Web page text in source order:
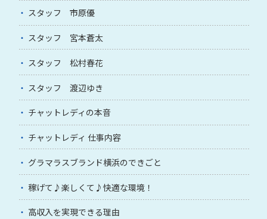
スタッフ 市原優
スタッフ 宮本蒼太
スタッフ 松村春花
スタッフ 渡辺ゆき
チャットレディの本音
チャットレディ 仕事内容
グラマラスブランド横浜のできごと
稼げて♪楽しくて♪快適な環境！
高収入を実現できる理由